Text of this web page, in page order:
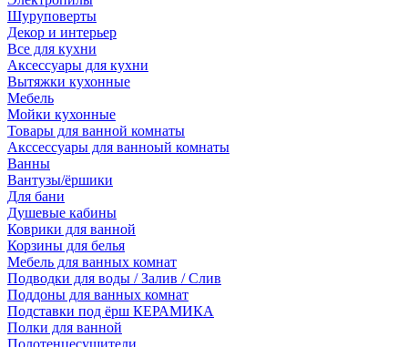
Шуруповерты
Декор и интерьер
Все для кухни
Аксессуары для кухни
Вытяжки кухонные
Мебель
Мойки кухонные
Товары для ванной комнаты
Акссессуары для ванноый комнаты
Ванны
Вантузы/ёршики
Для бани
Душевые кабины
Коврики для ванной
Корзины для белья
Мебель для ванных комнат
Подводки для воды / Залив / Слив
Поддоны для ванных комнат
Подставки под ёрш КЕРАМИКА
Полки для ванной
Полотенцесушители